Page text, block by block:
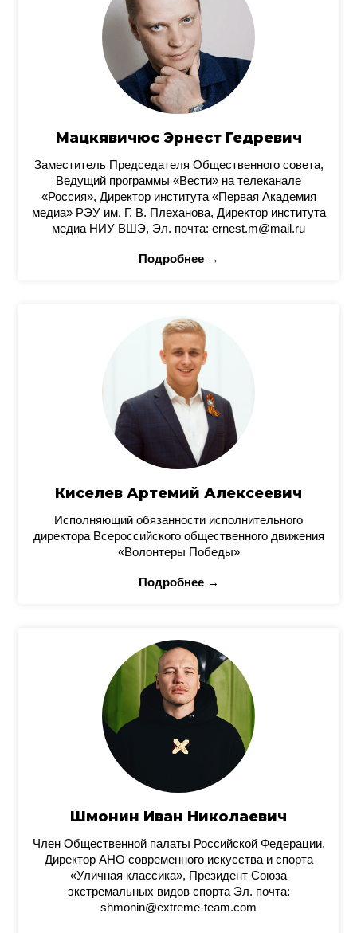
Мацкявичюс Эрнест Гедревич
Заместитель Председателя Общественного совета,
Ведущий программы «Вести» на телеканале
«Россия», Директор института «Первая Академия
медиа» РЭУ им. Г. В. Плеханова, Директор института
медиа НИУ ВШЭ, Эл. почта: ernest.m@mail.ru
Подробнее →
Киселев Артемий Алексеевич
Исполняющий обязанности исполнительного
директора Всероссийского общественного движения
«Волонтеры Победы»
Подробнее →
Шмонин Иван Николаевич
Член Общественной палаты Российской Федерации,
Директор АНО современного искусства и спорта
«Уличная классика», Президент Союза
экстремальных видов спорта Эл. почта:
shmonin@extreme-team.com